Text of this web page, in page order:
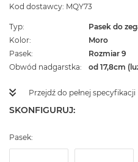
Kod dostawcy: MQY73
Typ
Pasek do
Kolor
Moro
Pasek
Rozmiar 9
Obwód nadgarstka
od 17,8cm
Przejdź do pełnej specyfikacji
SKONFIGURUJ:
Pasek: